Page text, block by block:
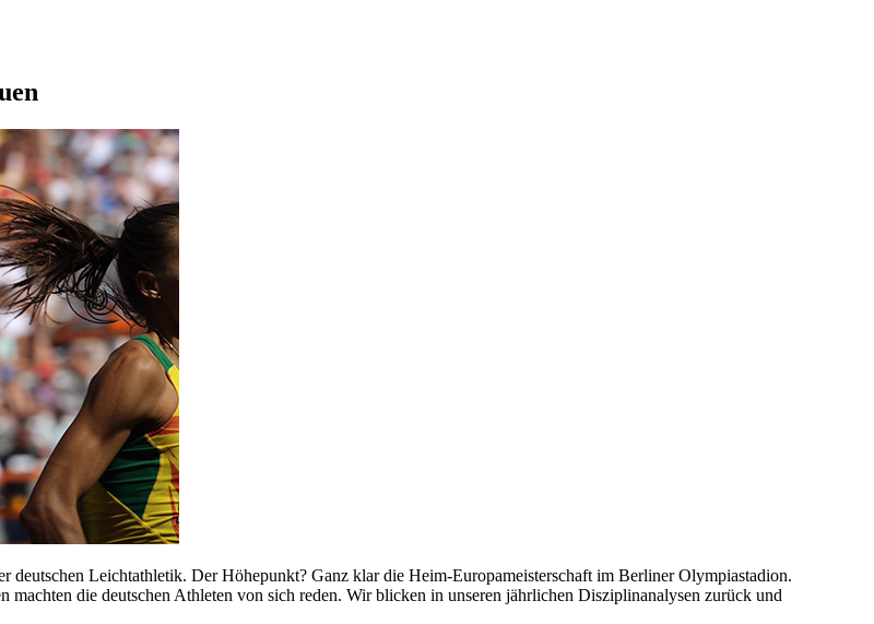
deutschen Leichtathletik. Der Höhepunkt? Ganz klar die Heim-Europameisterschaft im Berliner Olympiastadion.
die deutschen Athleten von sich reden. Wir blicken in unseren jährlichen Disziplinanalysen zurück und